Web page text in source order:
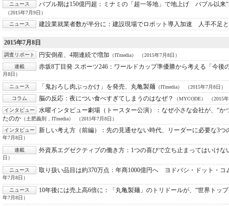
ニュース バブル期は150億円超： ミナミの「超一等地」で地上げ バブル以来
（2015年7月9日）
ニュース
建設業就業者数が半分に： 建設現場でロボット導入加速 人手不足
2015年7月8日
調査リポート 円安倒産、4期連続で増加 （ITmedia）
（2015年7月8日）
連載
赤坂8丁目発 スポーツ246： ワールドカップ準優勝から考える「今後
月8日）
ニュース 「鬼おろし肉ぶっかけ」を発売、丸亀製麺 （ITmedia）
（2015年7月8日）
コラム
脳の反応： 夜につい食べすぎてしまうのはなぜ？ （MYCODE）
（2015
インタビュー
水曜インタビュー劇場（トースター公演）： なぜ小さな会社が、“か
たのか （土肥義則，ITmedia）
（2015年7月8日）
インタビュー
新しい考え方（前編）： 先の見通せない時代、リーダーに必要な3つ
年7月8日）
連載 外資系エグゼクティブの働き方： 1つの喜びで立ち止まってはいけな
日）
ニュース 取り扱い品目は約370万点： 年商1000億円へ ヨドバシ・ドット・コ
年7月8日）
ニュース 10年後には売上高6倍に：
「丸亀製麺」のトリドールが、“世界トッ
年7月8日）